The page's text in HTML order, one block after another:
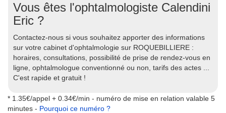
Vous êtes l'ophtalmologiste Calendini
Eric ?
Contactez-nous si vous souhaitez apporter des informations
sur votre cabinet d'ophtalmologie sur ROQUEBILLIERE :
horaires, consultations, possibilité de prise de rendez-vous en
ligne, ophtalmologue conventionné ou non, tarifs des actes ...
C'est rapide et gratuit !
* 1.35€/appel + 0.34€/min - numéro de mise en relation valable 5
minutes - Pourquoi ce numéro ?